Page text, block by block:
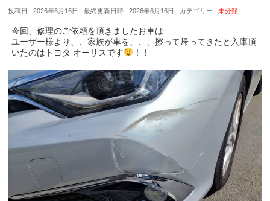
投稿日 : 2026年6月16日 最終更新日時 : 2026年6月16日 カテゴリー :未分類
今回、修理のご依頼を頂きましたお車は
ユーザー様より、、家族が車を、、、擦って帰ってきたと入庫頂
いたのはトヨタ オーリスです
！！